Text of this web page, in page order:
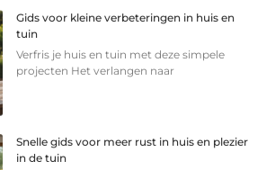
Gids voor kleine verbeteringen in huis en
tuin
Verfris je huis en tuin met deze simpele
projecten Het verlangen naar
Snelle gids voor meer rust in huis en plezier
in de tuin